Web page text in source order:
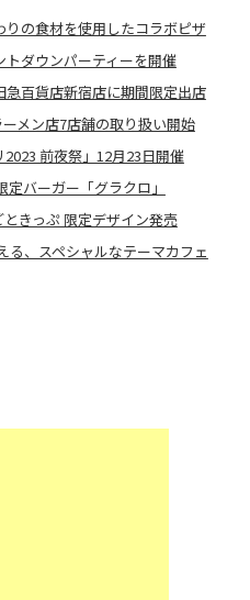
の食材を使用したコラボピザ
ダウンパーティーを開催
百貨店新宿店に期間限定出店
ーメン店7店舗の取り扱い開始
前夜祭」12月23日開催
バーガー「グラクロ」
きっぷ 限定デザイン発売
る、スペシャルなテーマカフェ